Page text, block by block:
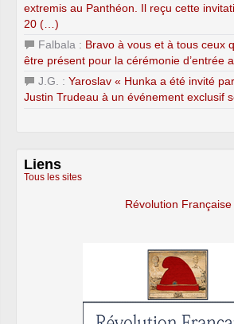
extremis au Panthéon. Il reçu cette
20 (…)
Falbala : Bravo à vous et à tous ceux
être présent pour la cérémonie d’entrée
J.G. : Yaroslav « Hunka a été invité
Justin Trudeau à un événement exclusif
Liens
Tous les sites
Révolution Française